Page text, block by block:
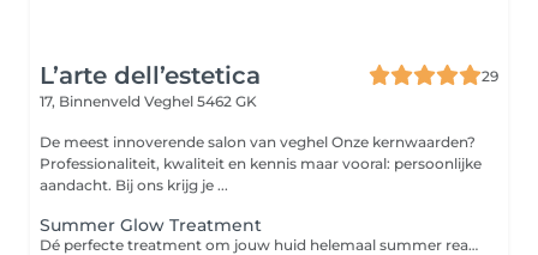
L’arte dell’estetica
29
17, Binnenveld Veghel 5462 GK
De meest innoverende salon van veghel Onze kernwaarden?
Professionaliteit, kwaliteit en kennis maar vooral: persoonlijke
aandacht. Bij ons krijg je ...
Summer Glow Treatment
Dé perfecte treatment om jouw huid helemaal summer ready te maken! Deze behandeling is een compleet verzorgingspakket waarbij niet alleen het gezicht, maar ook de armen extra aandacht krijgen. We merken namelijk vaak dat, naarmate we ouder worden, de armen ook wat extra verzorging kunnen gebruiken. Daarom hebben we een treatment samengesteld die zorgt voor een mooie glow én verzorging van top tot teen. Wat kun je verwachten? Een complete HydroPeptide behandeling Verzorging voor zowel gezicht als armen Een prachtige frisse glow Ontspanning én huidverbetering in één behandeling En extra fijn: Je ontvangt de HydroPeptide Sun Slick SPF50 cadeau t.w.v. €38 Deze handige SPF stick is perfect voor onderweg, past makkelijk in je tas en is ideaal voor zowel gezicht als lichaam.